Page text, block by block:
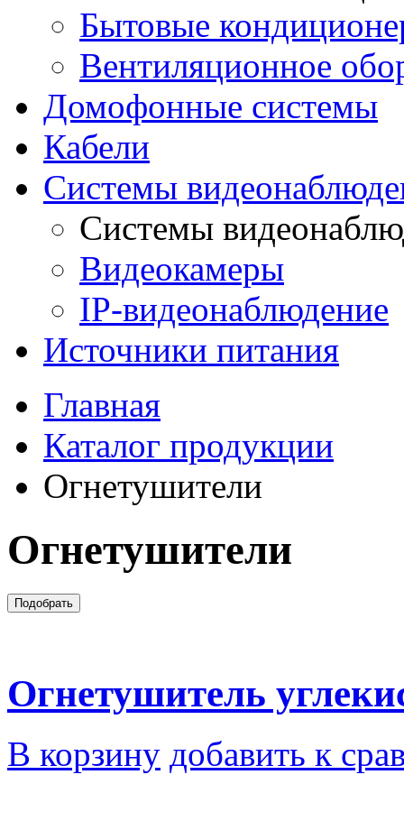
Бытовые
Вентиляционное
Домофонные системы
Кабели
Системы
Системы
Видеокамеры
IP-видеонаблюдение
Источники питания
Главная
Каталог продукции
Огнетушители
Огнетушители
Огнетушитель
В корзину добавить к